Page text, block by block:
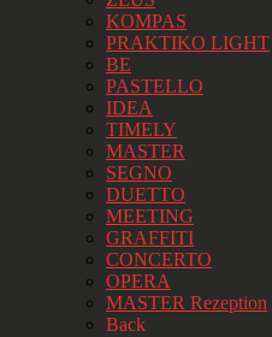
KOMPAS
PRAKTIKO LIGHT
BE
PASTELLO
IDEA
TIMELY
MASTER
SEGNO
DUETTO
MEETING
GRAFFITI
CONCERTO
OPERA
MASTER Rezeption
Back